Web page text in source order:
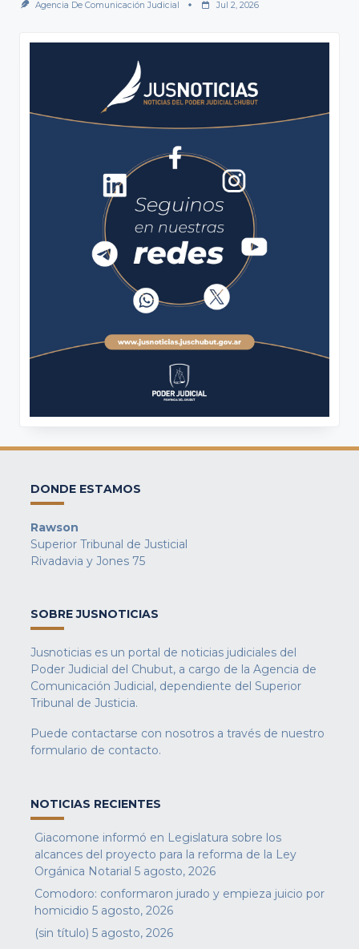
Agencia De Comunicación Judicial Jul 2, 2026
DONDE ESTAMOS
Rawson
Superior Tribunal de Justicial
Rivadavia y Jones 75
SOBRE JUSNOTICIAS
Jusnoticias es un portal de noticias judiciales del
Poder Judicial del Chubut, a cargo de la Agencia de
Comunicación Judicial, dependiente del Superior
Tribunal de Justicia.
Puede contactarse con nosotros a través de nuestro
formulario de contacto.
NOTICIAS RECIENTES
Giacomone informó en Legislatura sobre los
alcances del proyecto para la reforma de la Ley
Orgánica Notarial 5 agosto, 2026
Comodoro: conformaron jurado y empieza juicio por
homicidio 5 agosto, 2026
(sin título) 5 agosto, 2026